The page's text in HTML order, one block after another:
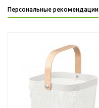
Персональные рекомендации